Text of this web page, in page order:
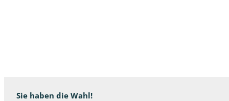
Sie haben die Wahl!